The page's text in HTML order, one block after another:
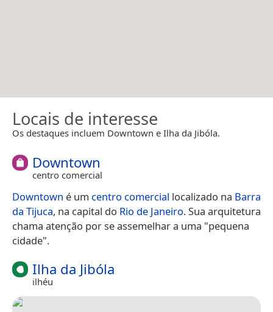
Locais de interesse
Os destaques incluem Downtown e Ilha da Jibóla.
Downtown
centro comercial
Downtown é um centro comercial localizado na Barra
da Tijuca, na capital do Rio de Janeiro. Sua arquitetura
chama atenção por se assemelhar a uma "pequena
cidade".
Ilha da Jibóla
ilhéu